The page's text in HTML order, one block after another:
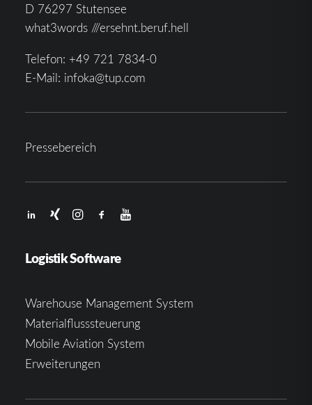
D 76297 Stutensee
what3words ///ersehnt.beruf.hell
Telefon: +49 721 7834-0
E-Mail: infoka@tup.com
Pressebereich
Logistik Software
Warehouse Management System
Materialflusssteuerung
Mobile Aviation System
Erweiterungen